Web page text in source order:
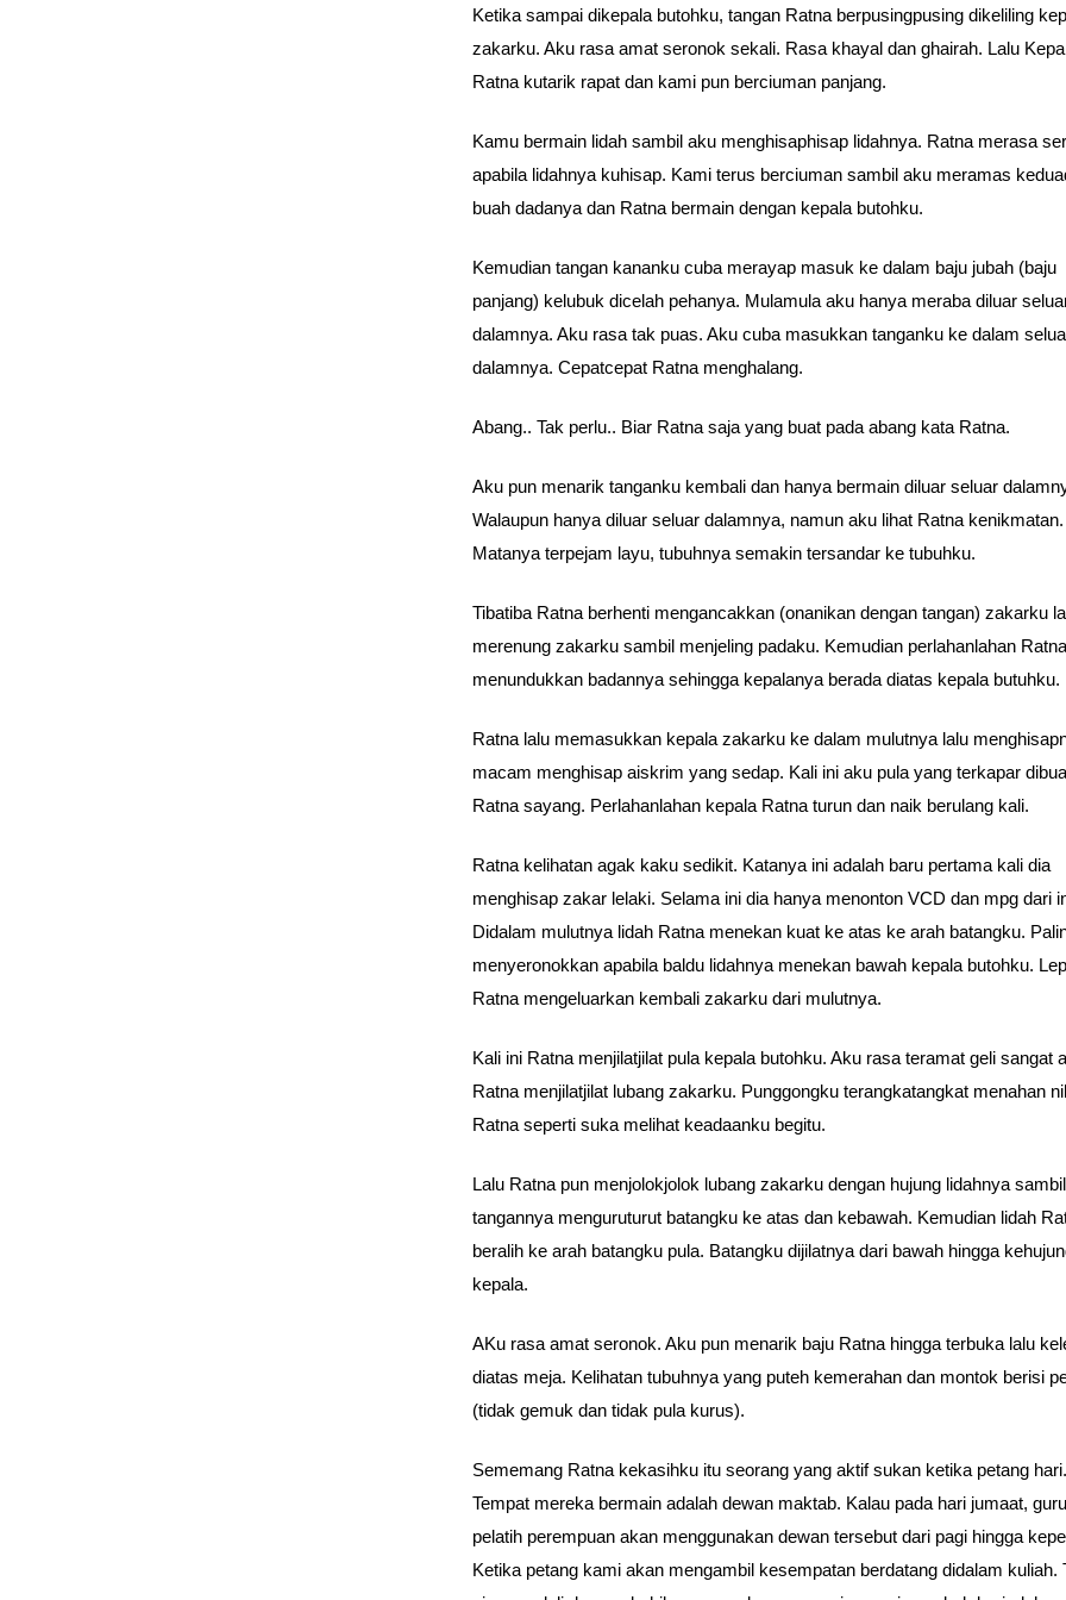
Ketika sampai dikepala butohku, tangan Ratna berpusingpusing dikeliling
zakarku. Aku rasa amat seronok sekali. Rasa khayal dan ghairah. Lalu
Ratna kutarik rapat dan kami pun berciuman panjang.
Kamu bermain lidah sambil aku menghisaphisap lidahnya. Ratna merasa
apabila lidahnya kuhisap. Kami terus berciuman sambil aku meramas
buah dadanya dan Ratna bermain dengan kepala butohku.
Kemudian tangan kananku cuba merayap masuk ke dalam baju jubah (baju
panjang) kelubuk dicelah pehanya. Mulamula aku hanya meraba diluar
dalamnya. Aku rasa tak puas. Aku cuba masukkan tanganku ke dalam
dalamnya. Cepatcepat Ratna menghalang.
Abang.. Tak perlu.. Biar Ratna saja yang buat pada abang kata Ratna.
Aku pun menarik tanganku kembali dan hanya bermain diluar seluar
Walaupun hanya diluar seluar dalamnya, namun aku lihat Ratna kenikmatan.
Matanya terpejam layu, tubuhnya semakin tersandar ke tubuhku.
Tibatiba Ratna berhenti mengancakkan (onanikan dengan tangan) zakarku
merenung zakarku sambil menjeling padaku. Kemudian perlahanlahan Ratna
menundukkan badannya sehingga kepalanya berada diatas kepala butuhku.
Ratna lalu memasukkan kepala zakarku ke dalam mulutnya lalu
macam menghisap aiskrim yang sedap. Kali ini aku pula yang terkapar
Ratna sayang. Perlahanlahan kepala Ratna turun dan naik berulang kali.
Ratna kelihatan agak kaku sedikit. Katanya ini adalah baru pertama kali dia
menghisap zakar lelaki. Selama ini dia hanya menonton VCD dan mpg dari
Didalam mulutnya lidah Ratna menekan kuat ke atas ke arah batangku.
menyeronokkan apabila baldu lidahnya menekan bawah kepala butohku.
Ratna mengeluarkan kembali zakarku dari mulutnya.
Kali ini Ratna menjilatjilat pula kepala butohku. Aku rasa teramat geli sangat
Ratna menjilatjilat lubang zakarku. Punggongku terangkatangkat menahan
Ratna seperti suka melihat keadaanku begitu.
Lalu Ratna pun menjolokjolok lubang zakarku dengan hujung lidahnya sambil
tangannya menguruturut batangku ke atas dan kebawah. Kemudian lidah
beralih ke arah batangku pula. Batangku dijilatnya dari bawah hingga
kepala.
AKu rasa amat seronok. Aku pun menarik baju Ratna hingga terbuka lalu
diatas meja. Kelihatan tubuhnya yang puteh kemerahan dan montok berisi
(tidak gemuk dan tidak pula kurus).
Sememang Ratna kekasihku itu seorang yang aktif sukan ketika petang hari.
Tempat mereka bermain adalah dewan maktab. Kalau pada hari jumaat,
pelatih perempuan akan menggunakan dewan tersebut dari pagi hingga
Ketika petang kami akan mengambil kesempatan berdatang didalam kuliah.